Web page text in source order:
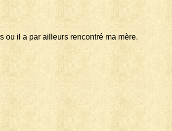
ou il a par ailleurs rencontré ma mère.